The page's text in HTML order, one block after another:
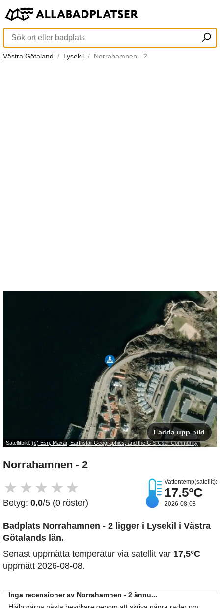
Västra Götaland Lysekil Norrahamnen - 2
Satellitbild: (c) Esri, Maxar, Earthstar Geographics, and the GIS User Community
Ladda upp bild
Norrahamnen - 2
★ ★ ★ ★ ★
Betyg: 0.0/5 (0 röster)
Vattentemp(satellit):
17.5°C
2026-08-08
Badplats Norrahamnen - 2 ligger i Lysekil i Västra
Götalands län.
Senast uppmätta temperatur via satellit var 17,5°C
uppmätt 2026-08-08.
Inga recensioner av Norrahamnen - 2 ännu...